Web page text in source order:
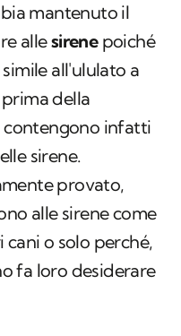
mantenuto il
allesirenepoiché
all'ululato a
della
contengono infatti
sirene.
provato,
alle sirene come
o solo perché,
fa loro desiderare